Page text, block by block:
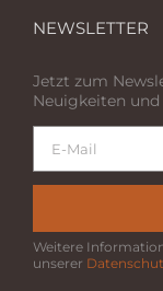
NEWSLETTER
Jetzt zum
Neuigkeiten
Weitere
unserer